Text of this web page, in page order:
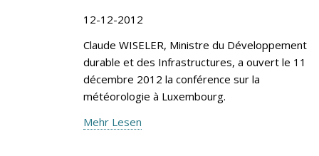
12-12-2012
Claude WISELER, Ministre du Développement
durable et des Infrastructures, a ouvert le 11
décembre 2012 la conférence sur la
météorologie à Luxembourg.
Mehr Lesen